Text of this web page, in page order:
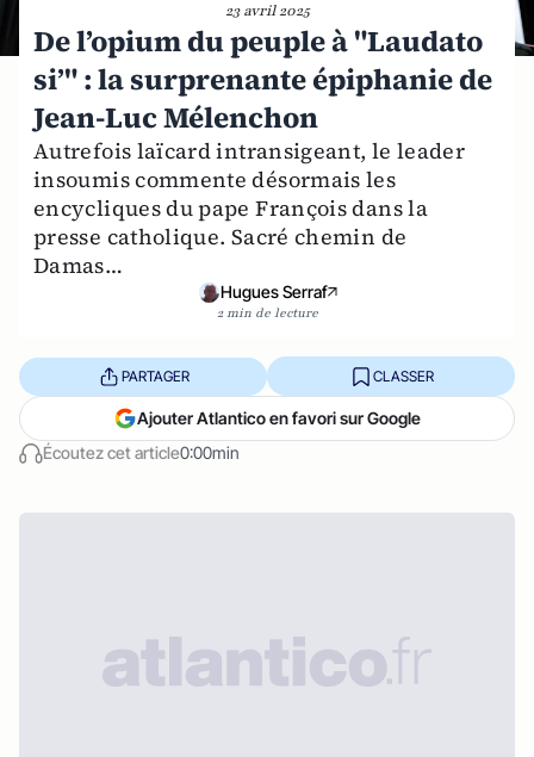
23 avril 2025
De l’opium du peuple à "Laudato
si’" : la surprenante épiphanie de
Jean-Luc Mélenchon
Autrefois laïcard intransigeant, le leader
insoumis commente désormais les
encycliques du pape François dans la
presse catholique. Sacré chemin de
Damas…
Hugues Serraf
2 min de lecture
Écoutez cet article0:00min
PARTAGER CLASSER
Ajouter Atlantico en favori sur Google